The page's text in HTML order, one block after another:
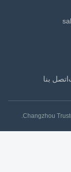
بنا